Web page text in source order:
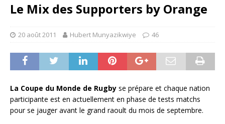
Le Mix des Supporters by Orange
20 août 2011 Hubert Munyazikwiye 46
La Coupe du Monde de Rugby se prépare et chaque nation
participante est en actuellement en phase de tests matchs
pour se jauger avant le grand raoult du mois de septembre.